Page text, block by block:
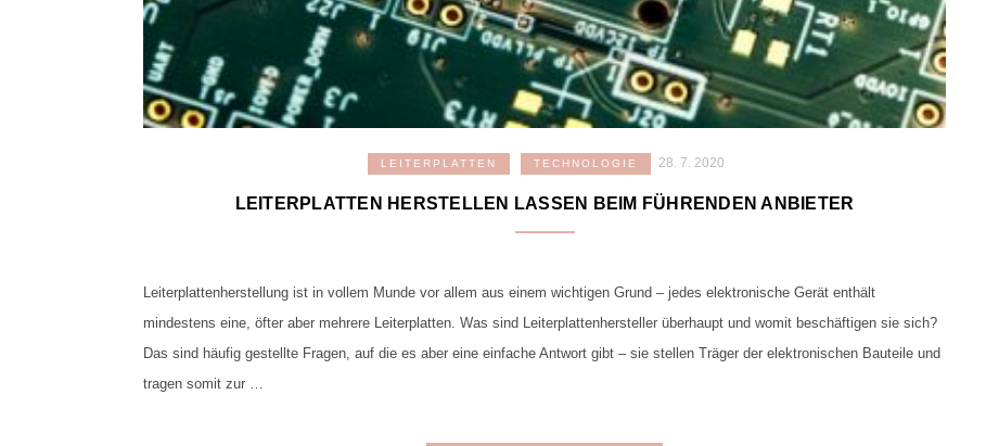
LEITERPLATTEN TECHNOLOGIE 28. 7. 2020
LEITERPLATTEN HERSTELLEN LASSEN BEIM FÜHRENDEN ANBIETER
Leiterplattenherstellung ist in vollem Munde vor allem aus einem wichtigen Grund – jedes elektronische Gerät enthält
mindestens eine, öfter aber mehrere Leiterplatten. Was sind Leiterplattenhersteller überhaupt und womit beschäftigen sie sich?
Das sind häufig gestellte Fragen, auf die es aber eine einfache Antwort gibt – sie stellen Träger der elektronischen Bauteile und
tragen somit zur …